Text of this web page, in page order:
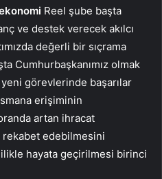
Reel şube başta
ve destek verecek akılcı
değerli bir sıçrama
Cumhurbaşkanımız olmak
görevlerinde başarılar
erişiminin
artan ihracat
rekabet edebilmesini
hayata geçirilmesi birinci